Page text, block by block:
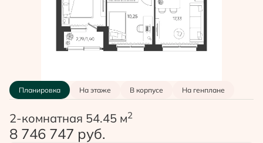
Планировка На этаже В корпусе На генплане
2-комнатная 54.45 м2
8 746 747 руб.